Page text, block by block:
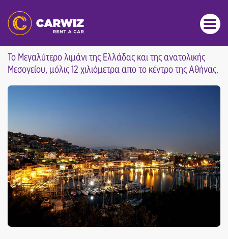
ΠΕΙΡΑΙΆΣ
Το Μεγαλύτερο λιμάνι της Ελλάδας και της ανατολικής
Μεσογείου, μόλις 12 χιλιόμετρα απο το κέντρο της Αθήνας.